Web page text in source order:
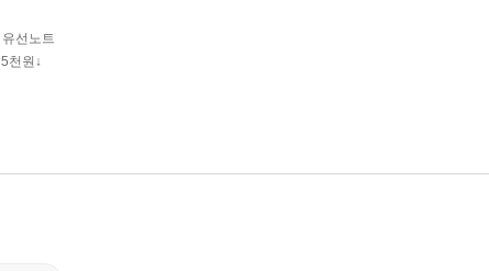
유선노트
5천원↓